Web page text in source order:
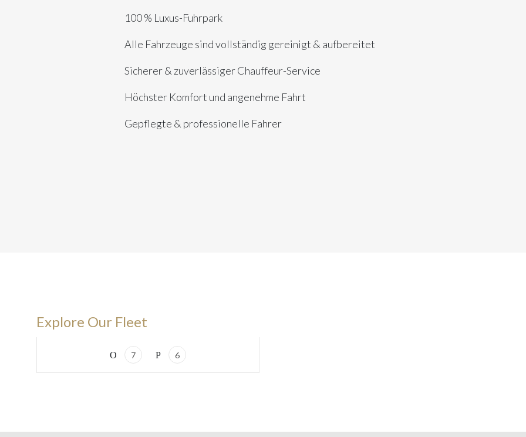
100 % Luxus-Fuhrpark
Alle Fahrzeuge sind vollständig gereinigt & aufbereitet
Sicherer & zuverlässiger Chauffeur-Service
Höchster Komfort und angenehme Fahrt
Gepflegte & professionelle Fahrer
Explore Our Fleet
7 6